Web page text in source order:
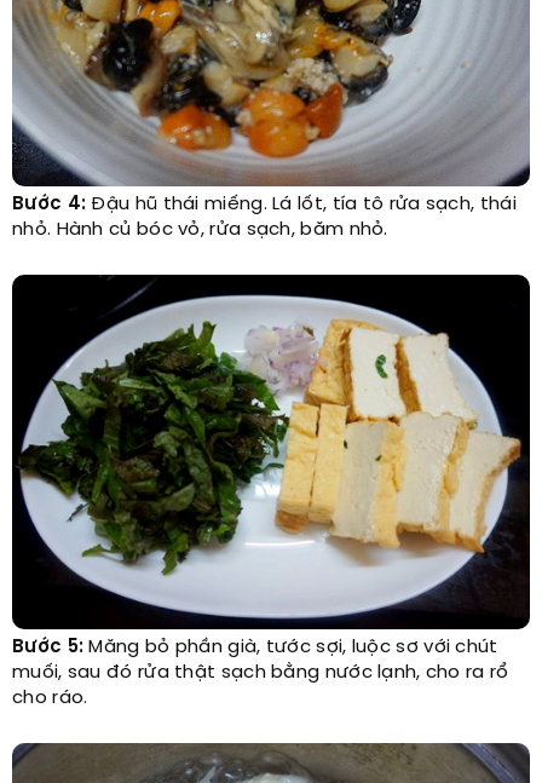
Bước 4: Đậu hũ thái miếng. Lá lốt, tía tô rửa sạch, thái
nhỏ. Hành củ bóc vỏ, rửa sạch, băm nhỏ.
Bước 5: Măng bỏ phần già, tước sợi, luộc sơ với chút
muối, sau đó rửa thật sạch bằng nước lạnh, cho ra rổ
cho ráo.